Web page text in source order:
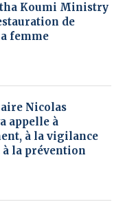
Koumi Ministry
de
femme
Nicolas
appelle à
à la vigilance
la prévention